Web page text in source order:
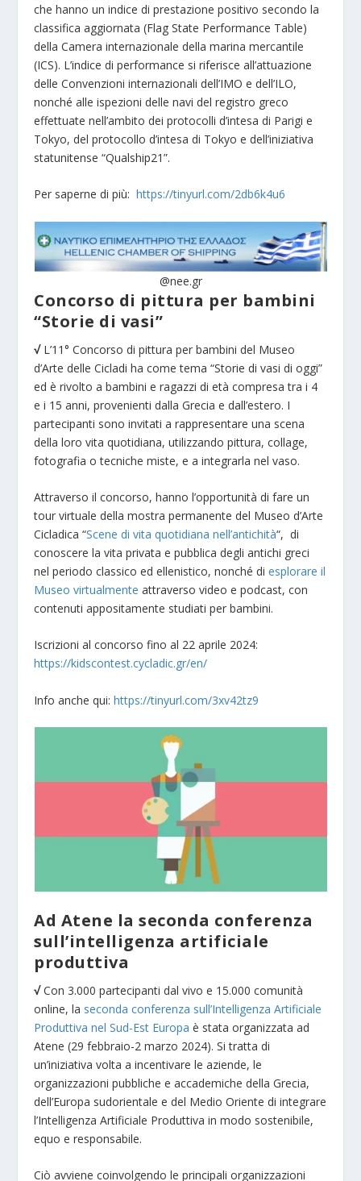
che hanno un indice di prestazione positivo secondo la
classifica aggiornata (Flag State Performance Table)
della Camera internazionale della marina mercantile
(ICS). L’indice di performance si riferisce all’attuazione
delle Convenzioni internazionali dell’IMO e dell’ILO,
nonché alle ispezioni delle navi del registro greco
effettuate nell’ambito dei protocolli d’intesa di Parigi e
Tokyo, del protocollo d’intesa di Tokyo e dell’iniziativa
statunitense “Qualship21”.
Per saperne di più:https://tinyurl.com/2db6k4u6
@nee.gr
Concorso di pittura per bambini
“Storie di vasi”
√ L’11° Concorso di pittura per bambini del Museo
d’Arte delle Cicladi ha come tema “Storie di vasi di oggi”
ed è rivolto a bambini e ragazzi di età compresa tra i 4
e i 15 anni, provenienti dalla Grecia e dall’estero. I
partecipanti sono invitati a rappresentare una scena
della loro vita quotidiana, utilizzando pittura, collage,
fotografia o tecniche miste, e a integrarla nel vaso.
Attraverso il concorso, hanno l’opportunità di fare un
tour virtuale della mostra permanente del Museo d’Arte
Cicladica “Scene di vita quotidiana nell’antichità“, di
conoscere la vita privata e pubblica degli antichi greci
nel periodo classico ed ellenistico, nonché diesplorare il
Museo virtualmente attraverso video e podcast, con
contenuti appositamente studiati per bambini.
Iscrizioni al concorso fino al 22 aprile 2024:
https://kidscontest.cycladic.gr/en/
Info anche qui: https://tinyurl.com/3xv42tz9
Ad Atene la seconda conferenza
sull’intelligenza artificiale
produttiva
√Con 3.000 partecipanti dal vivo e 15.000 comunità
online, la seconda conferenza sull’Intelligenza Artificiale
Produttiva nel Sud-Est Europa è stata organizzata ad
Atene (29 febbraio-2 marzo 2024). Si tratta di
un’iniziativa volta a incentivare le aziende, le
organizzazioni pubbliche e accademiche della Grecia,
dell’Europa sudorientale e del Medio Oriente di integrare
l’Intelligenza Artificiale Produttiva in modo sostenibile,
equo e responsabile.
Ciò avviene coinvolgendo le principali organizzazioni